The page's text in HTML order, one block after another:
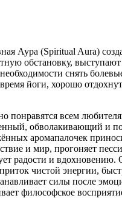
Аура (Spiritual Aura)
обстановку,
снять
йоги, хорошо
понравятся всем
обволакивающий и
аромапалочек
и мир, прогоняет
радости и вдохновению.
чистой энергии,
силы после
философское